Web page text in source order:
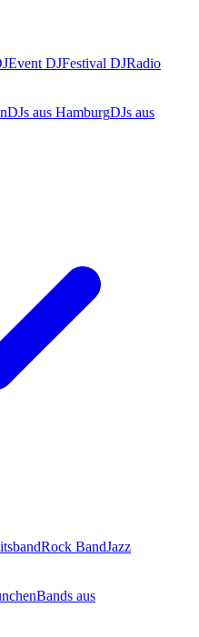
Event DJFestival DJRadio
DJs aus HamburgDJs aus
Rock BandJazz
Bands aus